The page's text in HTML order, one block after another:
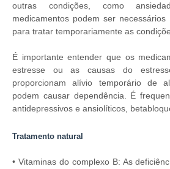
outras condições, como
medicamentos podem ser
para tratar temporariamente as
É importante entender que os
estresse ou as causas do
proporcionam alívio temporário de
podem causar dependência. É
antidepressivos e ansiolíticos,
Tratamento natural
• Vitaminas do complexo B: As